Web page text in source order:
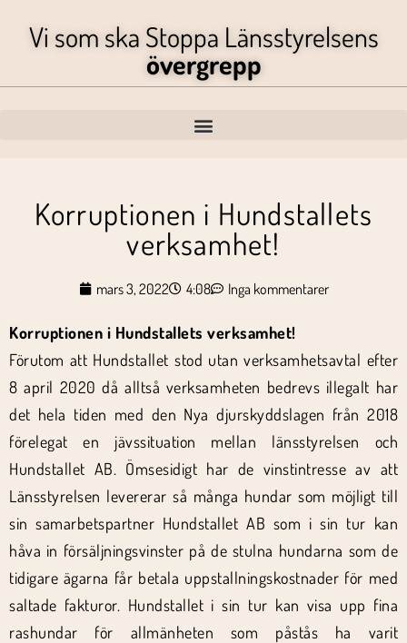
Vi som ska Stoppa Länsstyrelsens
övergrepp
Korruptionen i Hundstallets
verksamhet!
mars 3, 2022 4:08 Inga kommentarer
Korruptionen i Hundstallets verksamhet!
Förutom att Hundstallet stod utan verksamhetsavtal efter
8 april 2020 då alltså verksamheten bedrevs illegalt har
det hela tiden med den Nya djurskyddslagen från 2018
förelegat en jävssituation mellan länsstyrelsen och
Hundstallet AB. Ömsesidigt har de vinstintresse av att
Länsstyrelsen levererar så många hundar som möjligt till
sin samarbetspartner Hundstallet AB som i sin tur kan
håva in försäljningsvinster på de stulna hundarna som de
tidigare ägarna får betala uppstallningskostnader för med
saltade fakturor. Hundstallet i sin tur kan visa upp fina
rashundar för allmänheten som påstås ha varit